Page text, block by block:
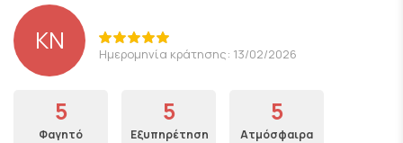
KN Ημερομηνία κράτησης: 13/02/2026
5
Φαγητό
5
Εξυπηρέτηση
5
Ατμόσφαιρα